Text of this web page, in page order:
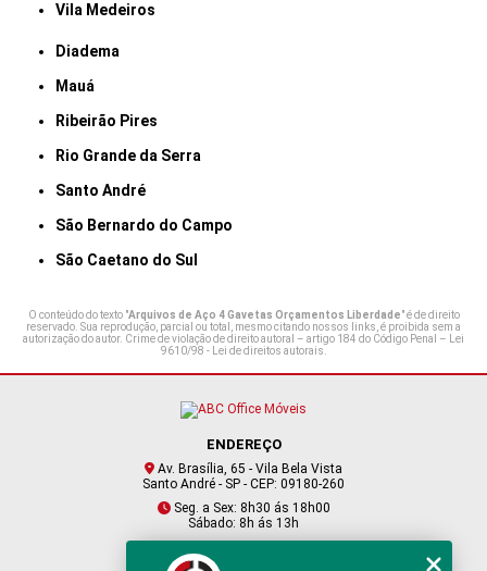
Vila Medeiros
Diadema
Mauá
Ribeirão Pires
Rio Grande da Serra
Santo André
São Bernardo do Campo
São Caetano do Sul
O conteúdo do texto "Arquivos de Aço 4 Gavetas Orçamentos Liberdade" é de direito
reservado. Sua reprodução, parcial ou total, mesmo citando nossos links, é proibida sem a
autorização do autor. Crime de violação de direito autoral – artigo 184 do Código Penal – Lei
9610/98 - Lei de direitos autorais.
ENDEREÇO
Av. Brasília, 65 - Vila Bela Vista
Santo André - SP - CEP: 09180-260
Seg. a Sex: 8h30 ás 18h00
Sábado: 8h ás 13h
CONTATO